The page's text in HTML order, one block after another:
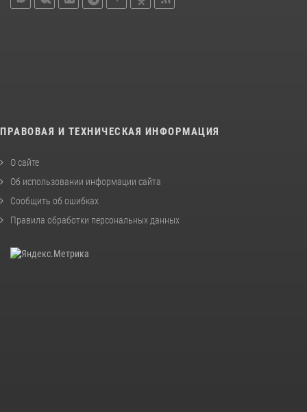
ПРАВОВАЯ И ТЕХНИЧЕСКАЯ ИНФОРМАЦИЯ
О сайте
Об использовании информации сайта
Сообщить об ошибках
Правила обработки персональных данных